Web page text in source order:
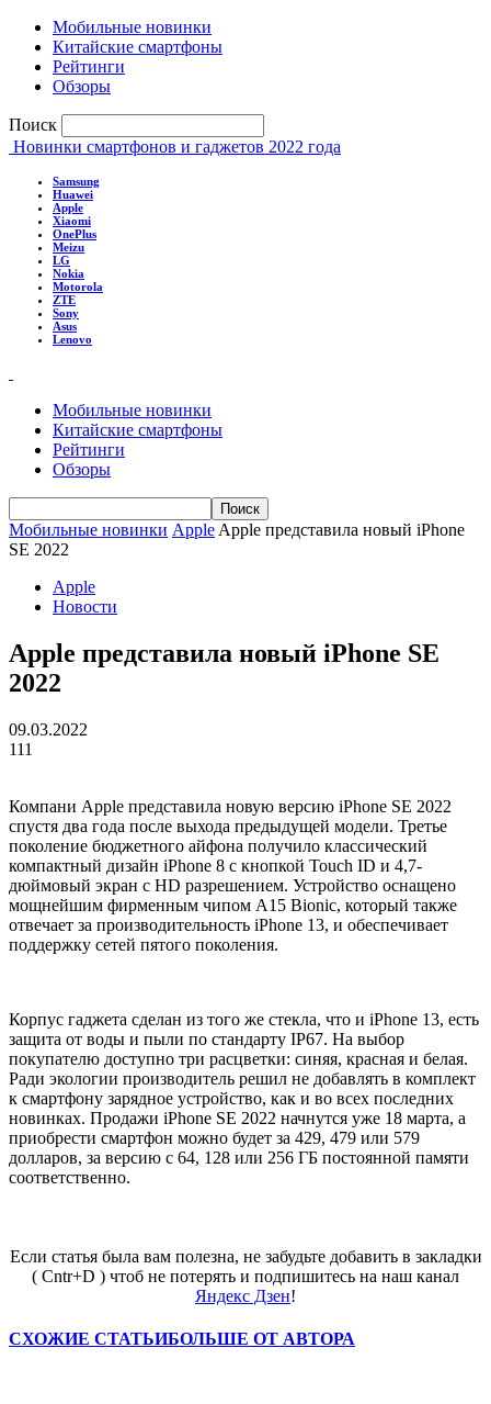
Мобильные новинки
Китайские смартфоны
Рейтинги
Обзоры
Поиск
Новинки смартфонов и гаджетов 2022 года
Samsung
Huawei
Apple
Xiaomi
OnePlus
Meizu
LG
Nokia
Motorola
ZTE
Sony
Asus
Lenovo
Мобильные новинки
Китайские смартфоны
Рейтинги
Обзоры
Мобильные новинки Apple Apple представила новый iPhone
SE 2022
Apple
Новости
Apple представила новый iPhone SE
2022
09.03.2022
111
Компани Apple представила новую версию iPhone SE 2022
спустя два года после выхода предыдущей модели. Третье
поколение бюджетного айфона получило классический
компактный дизайн iPhone 8 с кнопкой Touch ID и 4,7-
дюймовый экран с HD разрешением. Устройство оснащено
мощнейшим фирменным чипом A15 Bionic, который также
отвечает за производительность iPhone 13, и обеспечивает
поддержку сетей пятого поколения.
Корпус гаджета сделан из того же стекла, что и iPhone 13, есть
защита от воды и пыли по стандарту IP67. На выбор
покупателю доступно три расцветки: синяя, красная и белая.
Ради экологии производитель решил не добавлять в комплект
к смартфону зарядное устройство, как и во всех последних
новинках. Продажи iPhone SE 2022 начнутся уже 18 марта, а
приобрести смартфон можно будет за 429, 479 или 579
долларов, за версию с 64, 128 или 256 ГБ постоянной памяти
соответственно.
Если статья была вам полезна, не забудьте добавить в закладки
( Cntr+D ) чтоб не потерять и подпишитесь на наш канал
Яндекс Дзен!
СХОЖИЕ СТАТЬИБОЛЬШЕ ОТ АВТОРА